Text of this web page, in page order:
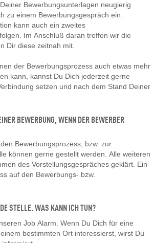
Bewerbungsunterlagen neugierig
zu einem Bewerbungsgespräch ein.
kann auch ein zweites
Im Anschluß daran treffen wir die
Dir diese zeitnah mit.
der Bewerbungsprozess auch etwas mehr
kann, kannst Du Dich jederzeit gerne
setzen und nach dem Stand Deiner
BEWERBUNG, WENN DER BEWERBER
Bewerbungsprozess, bzw. zur
können gerne gestellt werden. Alle weiteren
des Vorstellungsgespräches geklärt. Ein
auf den Bewerbungs- bzw.
STELLE. WAS KANN ICH TUN?
Job Alarm. Wenn Du Dich für eine
bestimmten Ort interessierst, wirst Du